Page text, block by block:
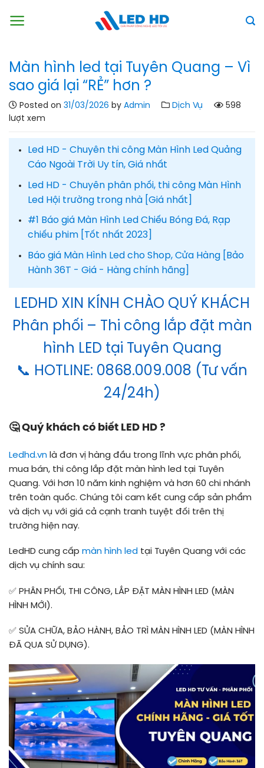
Màn hình led tại Tuyên Quang – Vì
sao giá lại “RẺ” hơn ?
Posted on 31/03/2026 by Admin Dịch Vụ
598
lượt xem
Led HD - Chuyên thi công Màn Hình Led Quảng
Cáo Ngoài Trời Uy tín, Giá nhất
Led HD - Chuyên phân phối, thi công Màn Hình
Led Hội trường trong nhà [Giá nhất]
#1 Báo giá Màn Hình Led Chiếu Bóng Đá, Rạp
chiếu phim [Tốt nhất 2023]
Báo giá Màn Hình Led cho Shop, Cửa Hàng [Bảo
Hành 36T - Giá - Hàng chính hãng]
LEDHD XIN KÍNH CHÀO QUÝ KHÁCH
Phân phối – Thi công lắp đặt màn
hình LED tại Tuyên Quang
📞 HOTLINE: 0868.009.008 (Tư vấn
24/24h)
🤔Quý khách có biết LED HD ?
Ledhd.vn là đơn vị hàng đầu trong lĩnh vực phân phối,
mua bán, thi công lắp đặt màn hình led tại Tuyên
Quang. Với hơn 10 năm kinh nghiệm và hơn 60 chi nhánh
trên toàn quốc. Chúng tôi cam kết cung cấp sản phẩm
và dịch vụ với giá cả cạnh tranh tuyệt đối trên thị
trường hiện nay.
LedHD cung cấp màn hình led tại Tuyên Quang với các
dịch vụ chính sau:
✅ PHÂN PHỐI, THI CÔNG, LẮP ĐẶT MÀN HÌNH LED (MÀN
HÌNH MỚI).
✅ SỬA CHỮA, BẢO HÀNH, BẢO TRÌ MÀN HÌNH LED (MÀN HÌNH
ĐÃ QUA SỬ DỤNG).